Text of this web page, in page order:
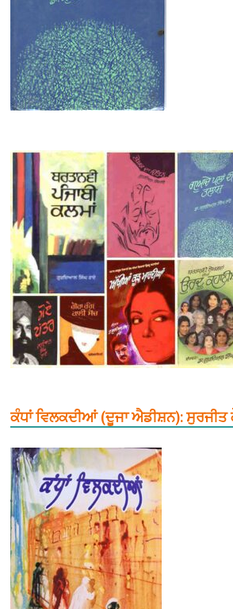
ਕੰਧਾਂ ਵਿਲਕਦੀਆਂ (ਦੂਜਾ ਐਡੀਸ਼ਨ): ਸੁਰਜੀਤ